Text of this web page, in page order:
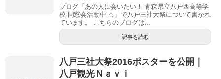
ブログ「あの人に会いたい！ 青森県立八戸西高等学
校 同窓会活動中 ☆」で八戸三社大祭について書かれ
ています。 こちらのブログは...
記事を読む
八戸三社大祭2016ポスターを公開｜
八戸観光Ｎａｖｉ